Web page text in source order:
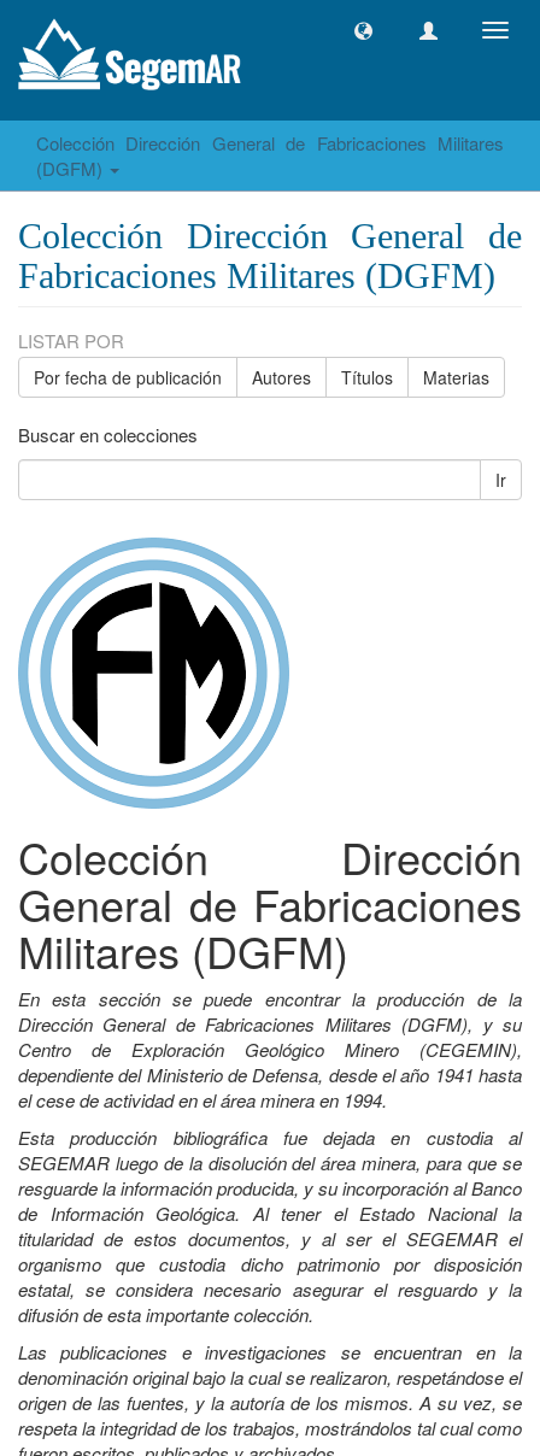
Colección Dirección General de Fabricaciones Militares
(DGFM)
Colección Dirección General de
Fabricaciones Militares (DGFM)
LISTAR POR
Por fecha de publicación Autores Títulos Materias
Buscar en colecciones
Ir
Colección Dirección
General de Fabricaciones
Militares (DGFM)
En esta sección se puede encontrar la producción de la
Dirección General de Fabricaciones Militares (DGFM), y su
Centro de Exploración Geológico Minero (CEGEMIN),
dependiente del Ministerio de Defensa, desde el año 1941 hasta
el cese de actividad en el área minera en 1994.
Esta producción bibliográfica fue dejada en custodia al
SEGEMAR luego de la disolución del área minera, para que se
resguarde la información producida, y su incorporación al Banco
de Información Geológica. Al tener el Estado Nacional la
titularidad de estos documentos, y al ser el SEGEMAR el
organismo que custodia dicho patrimonio por disposición
estatal, se considera necesario asegurar el resguardo y la
difusión de esta importante colección.
Las publicaciones e investigaciones se encuentran en la
denominación original bajo la cual se realizaron, respetándose el
origen de las fuentes, y la autoría de los mismos. A su vez, se
respeta la integridad de los trabajos, mostrándolos tal cual como